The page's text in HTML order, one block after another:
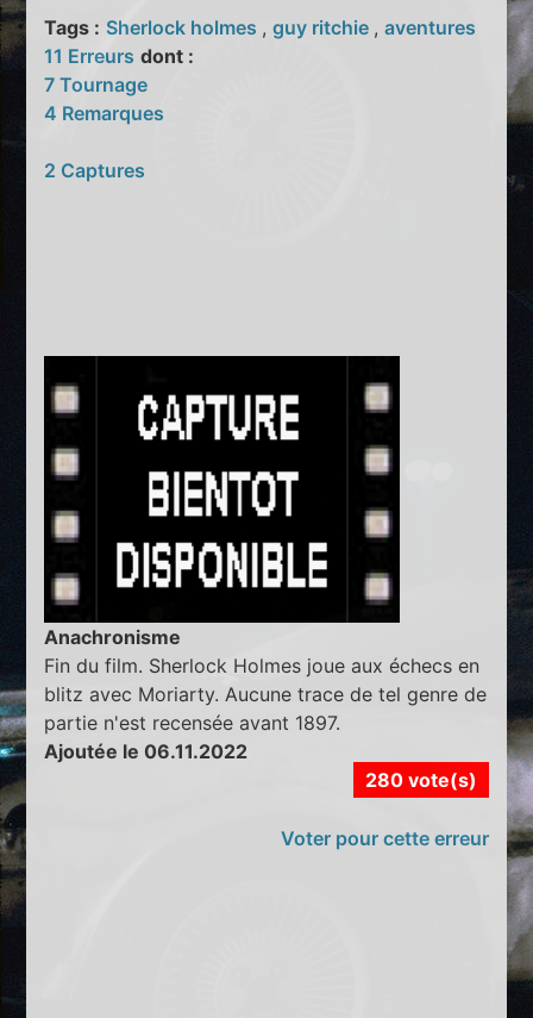
Tags : Sherlock holmes ,guy ritchie ,aventures
11 Erreurs dont :
7 Tournage
4 Remarques
2 Captures
Anachronisme
Fin du film. Sherlock Holmes joue aux échecs en
blitz avec Moriarty. Aucune trace de tel genre de
partie n'est recensée avant 1897.
Ajoutée le 06.11.2022
280 vote(s)
Voter pour cette erreur